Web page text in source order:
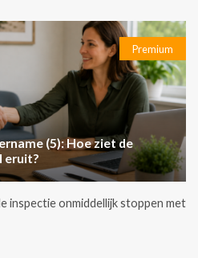
Premium
(5): Hoe ziet de
eruit?
inspectie onmiddellijk stoppen met